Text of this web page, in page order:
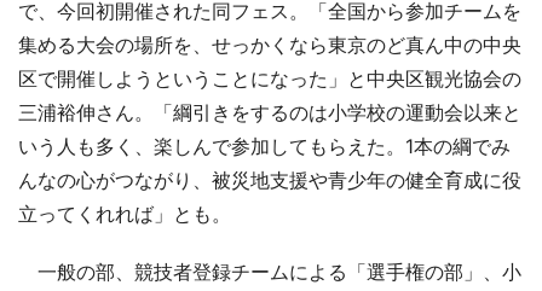
で、今回初開催された同フェス。「全国から参加チームを
集める大会の場所を、せっかくなら東京のど真ん中の中央
区で開催しようということになった」と中央区観光協会の
三浦裕伸さん。「綱引きをするのは小学校の運動会以来と
いう人も多く、楽しんで参加してもらえた。1本の綱でみ
んなの心がつながり、被災地支援や青少年の健全育成に役
立ってくれれば」とも。
一般の部、競技者登録チームによる「選手権の部」、小